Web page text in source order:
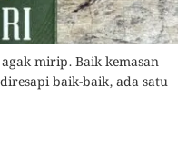
mirip. Baik kemasan
baik-baik, ada satu